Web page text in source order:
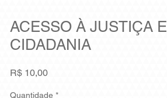
ACESSO À JUSTIÇA E
CIDADANIA
R$ 10,00Preço
Quantidade *